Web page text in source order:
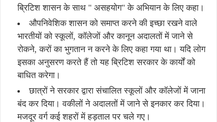
ब्रिटिश शासन के साथ " असहयोग" के अभियान के लिए कहा।
औपनिवेशिक शासन को समाप्त करने की इच्छा रखने वाले
भारतीयों को स्कूलों, कॉलेजों और कानून अदालतों में जाने से
रोकने, करों का भुगतान न करने के लिए कहा गया था। यदि लोग
इसका अनुसरण करते हैं तो यह ब्रिटिश सरकार के कार्यों को
बाधित करेगा।
छात्रों ने सरकार द्वारा संचालित स्कूलों और कॉलेजों में जाना
बंद कर दिया। वकीलों ने अदालतों में जाने से इनकार कर दिया।
मजदूर वर्ग कई शहरों में हड़ताल पर चले गए।